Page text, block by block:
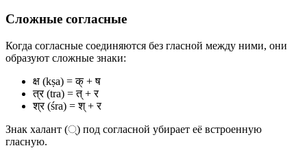
Сложные согласные
Когда согласные соединяются без гласной между ними, они
образуют сложные знаки:
क्ष (kṣa) = क् + ष
त्र (tra) = त् + र
श्र (śra) = श् + र
Знак халант (्) под согласной убирает её встроенную
гласную.